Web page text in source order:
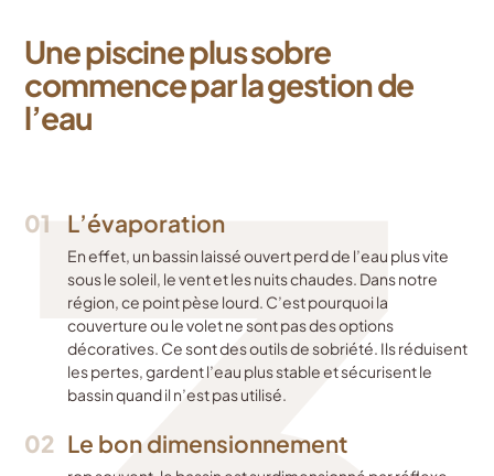
Une piscine plus sobre
commence par la gestion de
l’eau
01 L’évaporation
En effet, un bassin laissé ouvert perd de l’eau plus vite
sous le soleil, le vent et les nuits chaudes. Dans notre
région, ce point pèse lourd. C’est pourquoi la
couverture ou le volet ne sont pas des options
décoratives. Ce sont des outils de sobriété. Ils réduisent
les pertes, gardent l’eau plus stable et sécurisent le
bassin quand il n’est pas utilisé.
02 Le bon dimensionnement